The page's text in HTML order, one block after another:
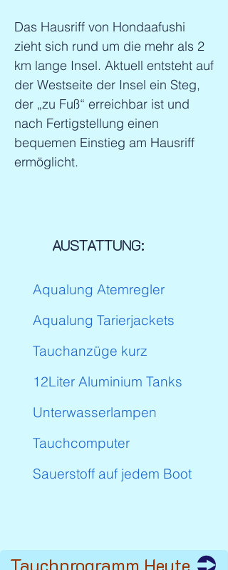
Das Hausriff von Hondaafushi
zieht sich rund um die mehr als 2
km lange Insel. Aktuell entsteht auf
der Westseite der Insel ein Steg,
der „zu Fuß“ erreichbar ist und
nach Fertigstellung einen
bequemen Einstieg am Hausriff
ermöglicht.
AUSTATTUNG:
Aqualung Atemregler
Aqualung Tarierjackets
Tauchanzüge kurz
12Liter Aluminium Tanks
Unterwasserlampen
Tauchcomputer
Sauerstoff auf jedem Boot
Tauchprogramm Heute